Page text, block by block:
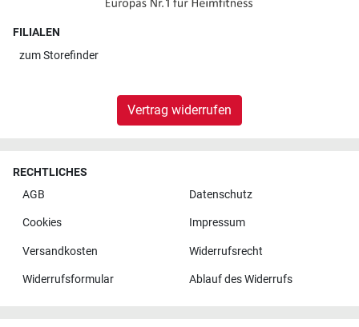
FILIALEN
zumStorefinder
Vertrag widerrufen
RECHTLICHES
AGB
Datenschutz
Cookies Impressum
Versandkosten Widerrufsrecht
Widerrufsformular Ablauf des Widerrufs